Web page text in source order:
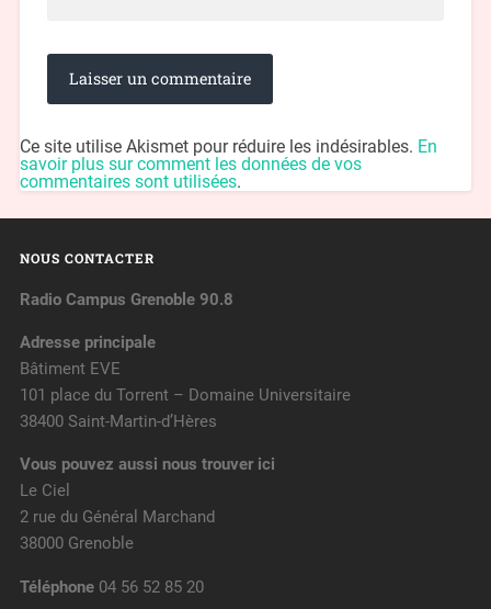
Ce site utilise Akismet pour réduire les indésirables. En
savoir plus sur comment les données de vos
commentaires sont utilisées.
NOUS CONTACTER
Radio Campus Grenoble 90.8
Adresse principale
Bâtiment EVE
101 place du Torrent – Domaine Universitaire
38400 Saint-Martin-d’Hères
Vous pouvez aussi nous trouver ici
Le Ciel
2 rue du Général Marchand
38000 Grenoble
Téléphone04 56 52 85 20